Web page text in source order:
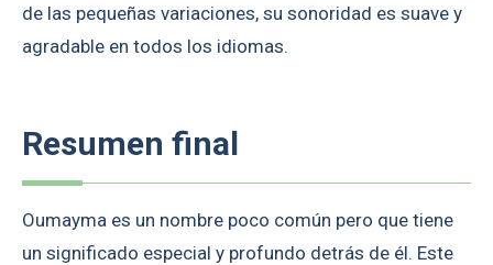
de las pequeñas variaciones, su sonoridad es suave y
agradable en todos los idiomas.
Resumen final
Oumayma es un nombre poco común pero que tiene
un significado especial y profundo detrás de él. Este